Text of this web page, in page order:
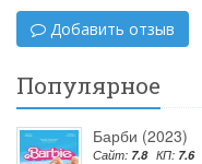
Добавить отзыв
Популярное
Барби (2023)
Сайт: 7.8 КП: 7.6